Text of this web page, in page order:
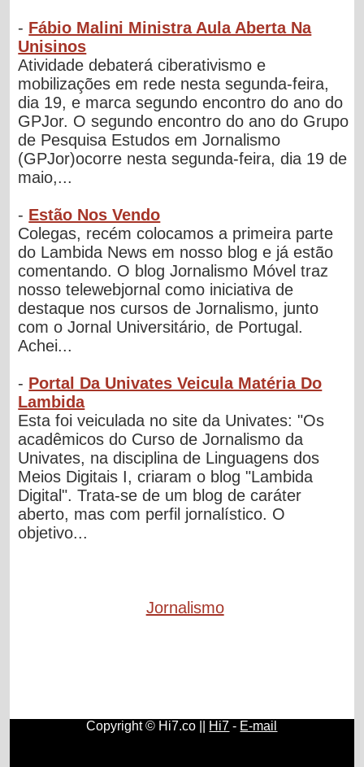
- Fábio Malini Ministra Aula Aberta Na
Unisinos
Atividade debaterá ciberativismo e
mobilizações em rede nesta segunda-feira,
dia 19, e marca segundo encontro do ano do
GPJor. O segundo encontro do ano do Grupo
de Pesquisa Estudos em Jornalismo
(GPJor)ocorre nesta segunda-feira, dia 19 de
maio,...
- Estão Nos Vendo
Colegas, recém colocamos a primeira parte
do Lambida News em nosso blog e já estão
comentando. O blog Jornalismo Móvel traz
nosso telewebjornal como iniciativa de
destaque nos cursos de Jornalismo, junto
com o Jornal Universitário, de Portugal.
Achei...
- Portal Da Univates Veicula Matéria Do
Lambida
Esta foi veiculada no site da Univates: "Os
acadêmicos do Curso de Jornalismo da
Univates, na disciplina de Linguagens dos
Meios Digitais I, criaram o blog "Lambida
Digital". Trata-se de um blog de caráter
aberto, mas com perfil jornalístico. O
objetivo...
Jornalismo
Copyright © Hi7.co || Hi7 - E-mail